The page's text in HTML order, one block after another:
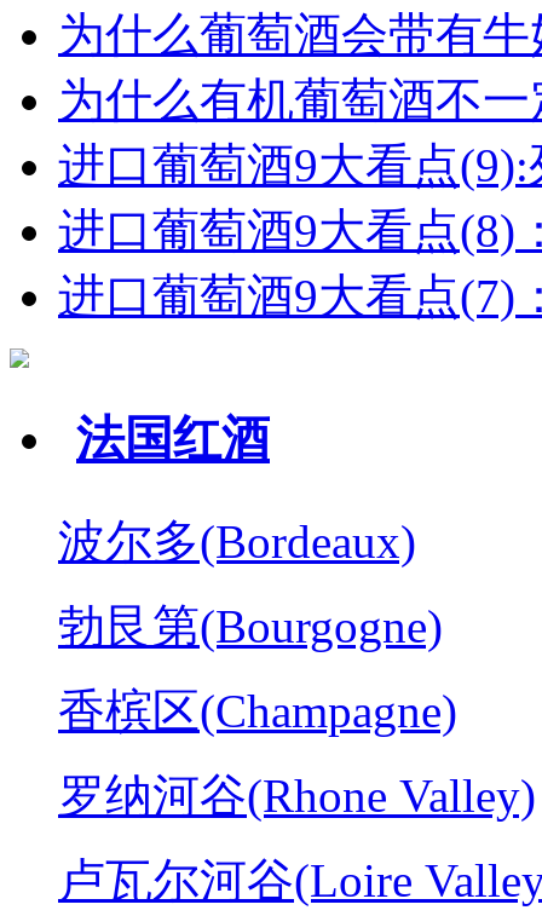
为什么葡萄酒会带有
为什么有机葡萄酒不
进口葡萄酒9大看点(9):
进口葡萄酒9大看点(8)
进口葡萄酒9大看点(7)
法国红酒
波尔多(Bordeaux)
勃艮第(Bourgogne)
香槟区(Champagne)
罗纳河谷(Rhone Valley)
卢瓦尔河谷(Loire